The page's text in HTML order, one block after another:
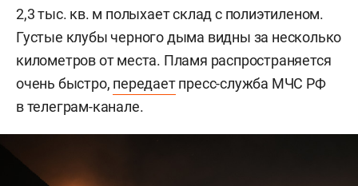
2,3 тыс. кв. м полыхает склад с полиэтиленом.
Густые клубы черного дыма видны за несколько
километров от места. Пламя распространяется
очень быстро, передаетпресс-служба МЧС РФ
в телеграм-канале.